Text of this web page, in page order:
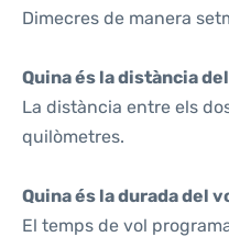
Dimecres de manera
Quina és la distància
La distància entre els
quilòmetres.
Quina és la durada del
El temps de vol